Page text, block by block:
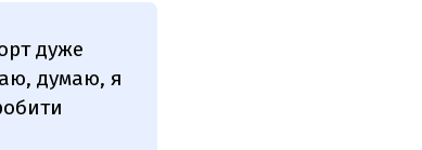
дуже
думаю, я